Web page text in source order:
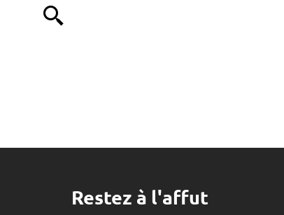
Restez à l'affut